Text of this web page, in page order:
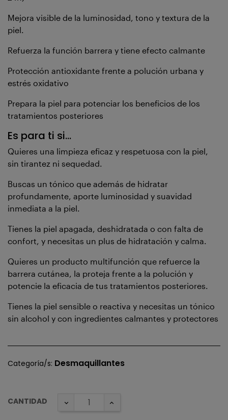
Mejora visible de la luminosidad, tono y textura de la
piel.
Refuerza la función barrera y tiene efecto calmante
Protección antioxidante frente a polución urbana y
estrés oxidativo
Prepara la piel para potenciar los beneficios de los
tratamientos posteriores
Es para ti si...
Quieres una limpieza eficaz y respetuosa con la piel,
sin tirantez ni sequedad.
Buscas un tónico que además de hidratar
profundamente, aporte luminosidad y suavidad
inmediata a la piel.
Tienes la piel apagada, deshidratada o con falta de
confort, y necesitas un plus de hidratación y calma.
Quieres un producto multifunción que refuerce la
barrera cutánea, la proteja frente a la polución y
potencie la eficacia de tus tratamientos posteriores.
Tienes la piel sensible o reactiva y necesitas un tónico
sin alcohol y con ingredientes calmantes y protectores
Categoría/s: Desmaquillantes
CANTIDAD